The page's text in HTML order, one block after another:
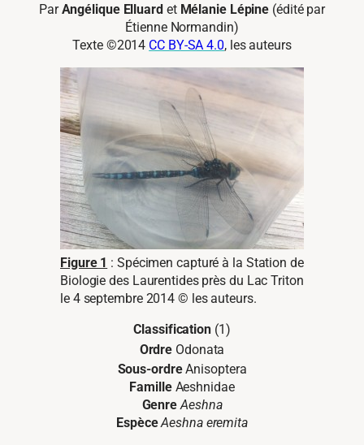
ParAngélique Elluardet Mélanie Lépine (édité par
Étienne Normandin)
Texte ©2014 CC BY-SA 4.0, les auteurs
Figure 1 : Spécimen capturé à la Station de
Biologie des Laurentides près du Lac Triton
le 4 septembre 2014 © les auteurs.
Classification (1)
Ordre Odonata
Sous-ordreAnisoptera
FamilleAeshnidae
Genre Aeshna
Espèce Aeshna eremita